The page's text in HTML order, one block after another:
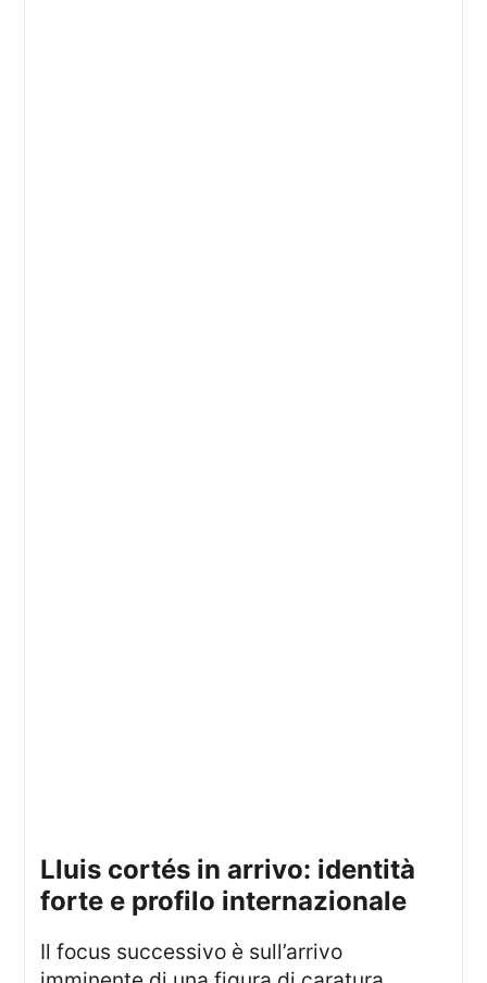
lluis cortés in arrivo: identità
forte e profilo internazionale
Il focus successivo è sull’arrivo